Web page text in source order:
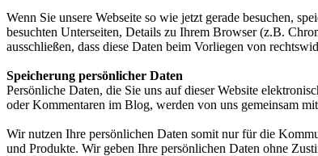
Wenn Sie unsere Webseite so wie jetzt gerade besuchen,
besuchten Unterseiten, Details zu Ihrem Browser (z.B.
ausschließen, dass diese Daten beim Vorliegen von
Speicherung persönlicher Daten
Persönliche Daten, die Sie uns auf dieser Website
oder Kommentaren im Blog, werden von uns gemeinsam
Wir nutzen Ihre persönlichen Daten somit nur für die
und Produkte. Wir geben Ihre persönlichen Daten ohne